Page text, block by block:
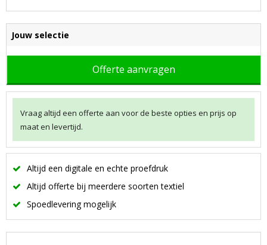
Jouw selectie
Offerte aanvragen
Vraag altijd een offerte aan voor de beste opties en prijs op
maat en levertijd.
Altijd een digitale en echte proefdruk
Altijd offerte bij meerdere soorten textiel
Spoedlevering mogelijk